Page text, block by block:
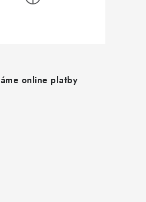
online platby